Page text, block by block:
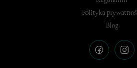
Polityka
Blog